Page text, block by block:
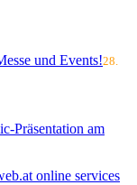
und Events!28.
Präsentation am
online services